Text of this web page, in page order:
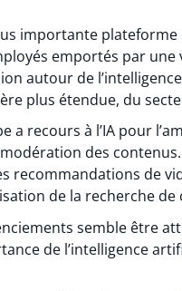
importante
emportés par
autour de
plus étendue, du
a recours à l’IA pour
des
recommandations de
de la recherche de
semble être
de l’intelligence